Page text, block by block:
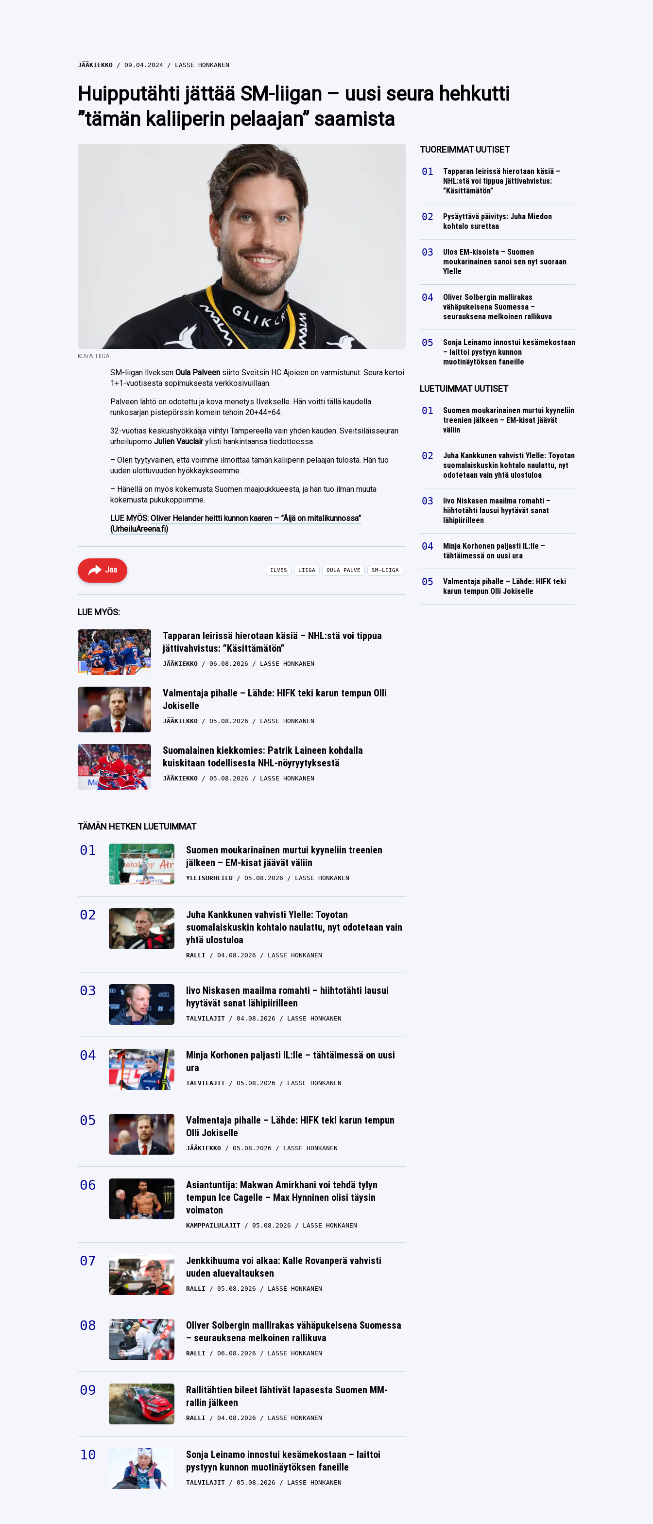
JÄÄKIEKKO 09.04.2024 LASSE HONKANEN
Huipputähti jättää SM-liigan – uusi seura hehkutti
”tämän kaliiperin pelaajan” saamista
KUVA: LIIGA
SM-liigan llveksenOula Palveen siirto Sveitsin HC Ajoieen on varmistunut. Seura kertoi
1+1-vuotisesta sopimuksesta verkkosivuillaan.
Palveen lähtö on odotettu ja kova menetys Ilvekselle. Hän voitti tällä kaudella
runkosarjan pistepörssin komein tehoin 20+44=64.
32-vuotias keskushyökkääjä viihtyi Tampereella vain yhden kauden. Sveitsiläisseuran
urheilupomoJulien Vauclairylisti hankintaansa tiedotteessa.
– Olen tyytyväinen, että voimme ilmoittaa tämän kaliiperin pelaajan tulosta. Hän tuo
uuden ulottuvuuden hyökkäykseemme.
– Hänellä on myös kokemusta Suomen maajoukkueesta, ja hän tuo ilman muuta
kokemusta pukukoppiimme.
LUE MYÖS:Oliver Helander heitti kunnon kaaren – ”Äijä on mitalikunnossa”
(UrheiluAreena.fi)
Jaa
Facebook
Twitter
Whatsapp
ILVES LIIGA OULA PALVE SM-LIIGA
LUE MYÖS:
Tapparan leirissä hierotaan käsiä – NHL:stä voi tippua
jättivahvistus: ”Käsittämätön”
JÄÄKIEKKO 06.08.2026 LASSE HONKANEN
Valmentaja pihalle – Lähde: HIFK teki karun tempun Olli
Jokiselle
JÄÄKIEKKO 05.08.2026 LASSE HONKANEN
Suomalainen kiekkomies: Patrik Laineen kohdalla
kuiskitaan todellisesta NHL-nöyryytyksestä
JÄÄKIEKKO 05.08.2026 LASSE HONKANEN
TÄMÄN HETKEN LUETUIMMAT
Suomen moukarinainen murtui kyyneliin treenien
jälkeen – EM-kisat jäävät väliin
YLEISURHEILU 05.08.2026 LASSE HONKANEN
Juha Kankkunen vahvisti Ylelle: Toyotan
suomalaiskuskin kohtalo naulattu, nyt odotetaan vain
yhtä ulostuloa
RALLI 04.08.2026 LASSE HONKANEN
Iivo Niskasen maailma romahti – hiihtotähti lausui
hyytävät sanat lähipiirilleen
TALVILAJIT 04.08.2026 LASSE HONKANEN
Minja Korhonen paljasti IL:lle – tähtäimessä on uusi
ura
TALVILAJIT 05.08.2026 LASSE HONKANEN
Valmentaja pihalle – Lähde: HIFK teki karun tempun
Olli Jokiselle
JÄÄKIEKKO 05.08.2026 LASSE HONKANEN
Asiantuntija: Makwan Amirkhani voi tehdä tylyn
tempun Ice Cagelle – Max Hynninen olisi täysin
voimaton
KAMPPAILULAJIT 05.08.2026 LASSE HONKANEN
Jenkkihuuma voi alkaa: Kalle Rovanperä vahvisti
uuden aluevaltauksen
RALLI 05.08.2026 LASSE HONKANEN
Oliver Solbergin mallirakas vähäpukeisena Suomessa
– seurauksena melkoinen rallikuva
RALLI 06.08.2026 LASSE HONKANEN
Rallitähtien bileet lähtivät lapasesta Suomen MM-
rallin jälkeen
RALLI 04.08.2026 LASSE HONKANEN
Sonja Leinamo innostui kesämekostaan – laittoi
pystyyn kunnon muotinäytöksen faneille
TALVILAJIT 05.08.2026 LASSE HONKANEN
TUOREIMMAT UUTISET
Tapparan leirissä hierotaan käsiä –
NHL:stä voi tippua jättivahvistus:
”Käsittämätön”
Pysäyttävä päivitys: Juha Miedon
kohtalo surettaa
Ulos EM-kisoista – Suomen
moukarinainen sanoi sen nyt suoraan
Ylelle
Oliver Solbergin mallirakas
vähäpukeisena Suomessa –
seurauksena melkoinen rallikuva
Sonja Leinamo innostui kesämekostaan
– laittoi pystyyn kunnon
muotinäytöksen faneille
LUETUIMMAT UUTISET
Suomen moukarinainen murtui kyyneliin
treenien jälkeen – EM-kisat jäävät
väliin
Juha Kankkunen vahvisti Ylelle: Toyotan
suomalaiskuskin kohtalo naulattu, nyt
odotetaan vain yhtä ulostuloa
Iivo Niskasen maailma romahti –
hiihtotähti lausui hyytävät sanat
lähipiirilleen
Minja Korhonen paljasti IL:lle –
tähtäimessä on uusi ura
Valmentaja pihalle – Lähde: HIFK teki
karun tempun Olli Jokiselle